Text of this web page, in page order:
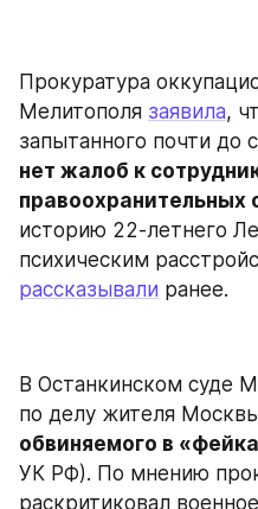
Прокуратура
Мелитополя заявила,
нет жалоб к
правоохранительных
историю 22-летнего
рассказывали ранее.
В Останкинском суде
обвиняемого в
УК РФ). По мнению
раскритиковал